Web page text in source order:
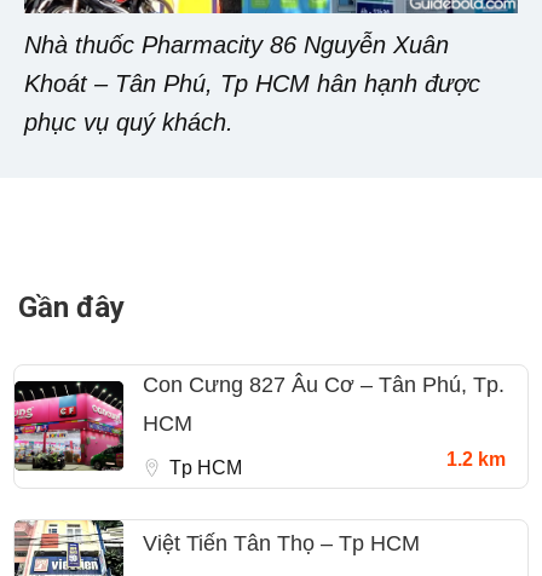
Nhà thuốc Pharmacity 86 Nguyễn Xuân
Khoát – Tân Phú, Tp HCM hân hạnh được
phục vụ quý khách.
Gần đây
Con Cưng 827 Âu Cơ – Tân Phú, Tp.
HCM
Tp HCM 1.2 km
Việt Tiến Tân Thọ – Tp HCM